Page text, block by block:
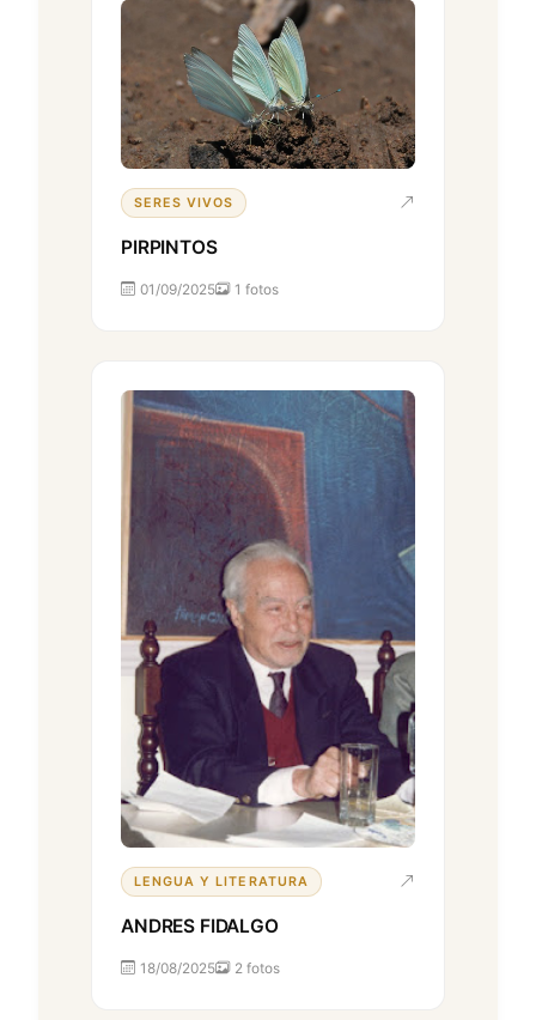
SERES VIVOS
PIRPINTOS
01/09/2025 1 fotos
LENGUA Y LITERATURA
ANDRES FIDALGO
18/08/2025 2 fotos